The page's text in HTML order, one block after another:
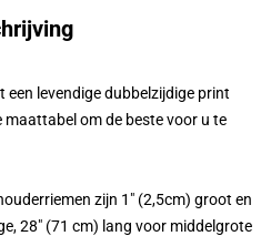
een levendige dubbelzijdige print
maattabel om de beste voor u te
zijn 1" (2,5cm) groot en
28" (71 cm) lang voor middelgrote